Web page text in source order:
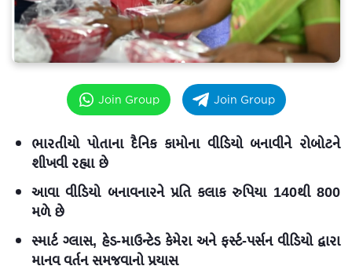
Join Group Join Group
ભારતીયો પોતાના દૈનિક કામોના વીડિયો બનાવીને રોબોટને
શીખવી રહ્યા છે
આવા વીડિયો બનાવનારને પ્રતિ કલાક રુપિયા 140થી 800
મળે છે
સ્માર્ટ ગ્લાસ, હેડ-માઉન્ટેડ કેમેરા અને ફર્સ્ટ-પર્સન વીડિયો દ્વારા
માનવ વર્તન સમજવાનો પ્રયાસ